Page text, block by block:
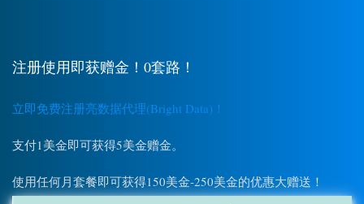
注册使用即获赠金！0套路！
立即免费注册亮数据代理(Bright Data)！
支付1美金即可获得5美金赠金。
使用任何月套餐即可获得150美金-250美金的优惠大赠送！